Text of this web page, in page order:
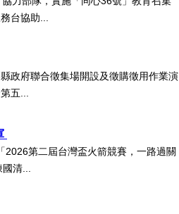
台協助...
政府聯合徵集場開設及徵購徵用作業演
五...
2026第二屆台灣盃火箭競賽，一路過關
國清...